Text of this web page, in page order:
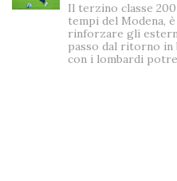
Il terzino classe
tempi del Modena,
rinforzare gli
passo dal ritorno in
con i lombardi